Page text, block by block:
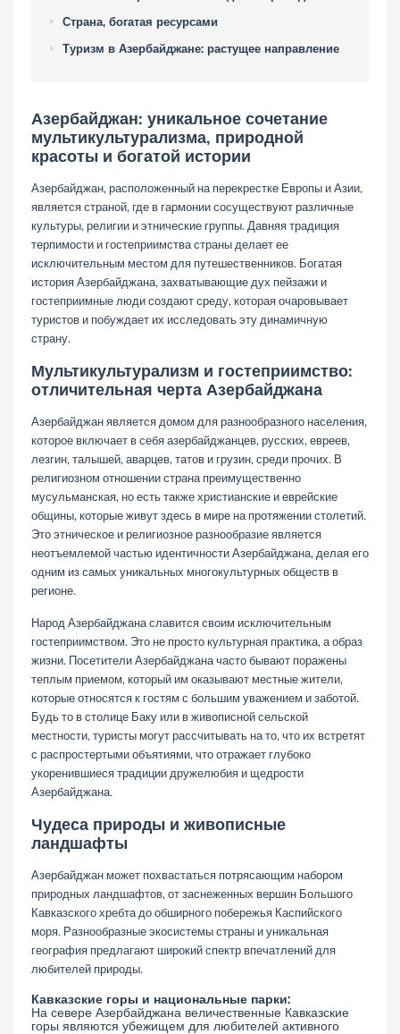
Страна, богатая ресурсами
Туризм в Азербайджане: растущее направление
Азербайджан: уникальное сочетание
мультикультурализма, природной
красоты и богатой истории
Азербайджан, расположенный на перекрестке Европы и Азии,
является страной, где в гармонии сосуществуют различные
культуры, религии и этнические группы. Давняя традиция
терпимости и гостеприимства страны делает ее
исключительным местом для путешественников. Богатая
история Азербайджана, захватывающие дух пейзажи и
гостеприимные люди создают среду, которая очаровывает
туристов и побуждает их исследовать эту динамичную
страну.
Мультикультурализм и гостеприимство:
отличительная черта Азербайджана
Азербайджан является домом для разнообразного населения,
которое включает в себя азербайджанцев, русских, евреев,
лезгин, талышей, аварцев, татов и грузин, среди прочих. В
религиозном отношении страна преимущественно
мусульманская, но есть также христианские и еврейские
общины, которые живут здесь в мире на протяжении столетий.
Это этническое и религиозное разнообразие является
неотъемлемой частью идентичности Азербайджана, делая его
одним из самых уникальных многокультурных обществ в
регионе.
Народ Азербайджана славится своим исключительным
гостеприимством. Это не просто культурная практика, а образ
жизни. Посетители Азербайджана часто бывают поражены
теплым приемом, который им оказывают местные жители,
которые относятся к гостям с большим уважением и заботой.
Будь то в столице Баку или в живописной сельской
местности, туристы могут рассчитывать на то, что их встретят
с распростертыми объятиями, что отражает глубоко
укоренившиеся традиции дружелюбия и щедрости
Азербайджана.
Чудеса природы и живописные
ландшафты
Азербайджан может похвастаться потрясающим набором
природных ландшафтов, от заснеженных вершин Большого
Кавказского хребта до обширного побережья Каспийского
моря. Разнообразные экосистемы страны и уникальная
география предлагают широкий спектр впечатлений для
любителей природы.
Кавказские горы и национальные парки:
На севере Азербайджана величественные Кавказские
горы являются убежищем для любителей активного